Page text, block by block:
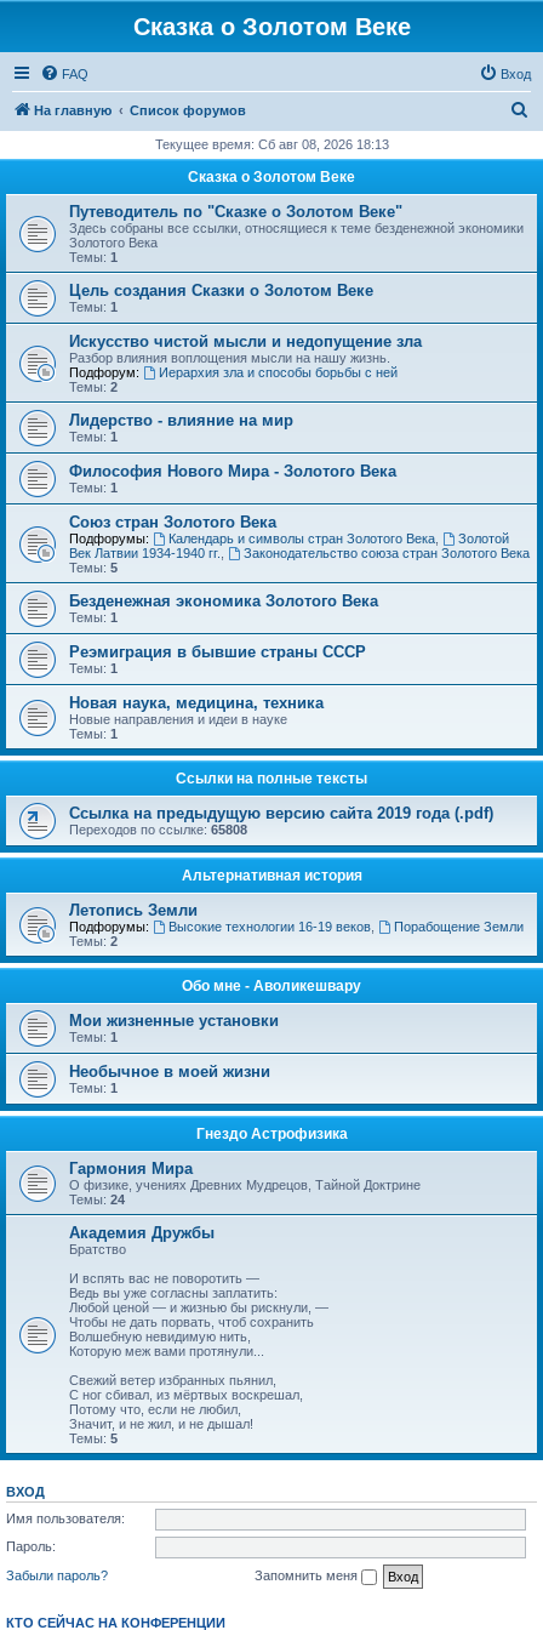
Сказка о Золотом Веке
FAQ Вход
На главную Список форумов
с
Текущее время: Сб авг 08, 2026 18:13
Сказка о Золотом Веке
Путеводитель по "Сказке о Золотом Веке"
Здесь собраны все ссылки, относящиеся к теме безденежной экономики
Золотого Века
Темы: 1
Цель создания Сказки о Золотом Веке
Темы: 1
Искусство чистой мысли и недопущение зла
Разбор влияния воплощения мысли на нашу жизнь.
Подфорум:
Иерархия зла и способы борьбы с ней
Темы: 2
Лидерство - влияние на мир
Темы: 1
Философия Нового Мира - Золотого Века
Темы: 1
Cоюз стран Золотого Века
Подфорумы: Календарь и символы стран Золотого Века,
Золотой
Век Латвии 1934-1940 гг.
Законодательство союза стран Золотого Века
Темы: 5
Безденежная экономика Золотого Века
Темы: 1
Реэмиграция в бывшие страны СССР
Темы: 1
Новая наука, медицина, техника
Новые направления и идеи в науке
Темы: 1
Ссылки на полные тексты
Ссылка на предыдущую версию сайта 2019 года (.pdf)
Переходов по ссылке: 65808
Альтернативная история
Летопись Земли
Подфорумы: Высокие технологии 16-19 веков,
Порабощение Земли
Темы: 2
Обо мне - Аволикешвару
Мои жизненные установки
Темы: 1
Необычное в моей жизни
Темы: 1
Гнездо Астрофизика
Гармония Мира
О физике, учениях Древних Мудрецов, Тайной Доктрине
Темы: 24
Академия Дружбы
Братство
И вспять вас не поворотить —
Ведь вы уже согласны заплатить:
Любой ценой — и жизнью бы рискнули, —
Чтобы не дать порвать, чтоб сохранить
Волшебную невидимую нить,
Которую меж вами протянули...
Свежий ветер избранных пьянил,
С ног сбивал, из мёртвых воскрешал,
Потому что, если не любил,
Значит, и не жил, и не дышал!
Темы: 5
ВХОД
Имя пользователя:
Пароль:
Забыли пароль?
Запомнить меня
КТО СЕЙЧАС НА КОНФЕРЕНЦИИ